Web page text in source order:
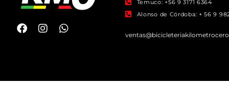
Temuco: +56 9 3171 6364
Alonso de Córdoba: + 56 9